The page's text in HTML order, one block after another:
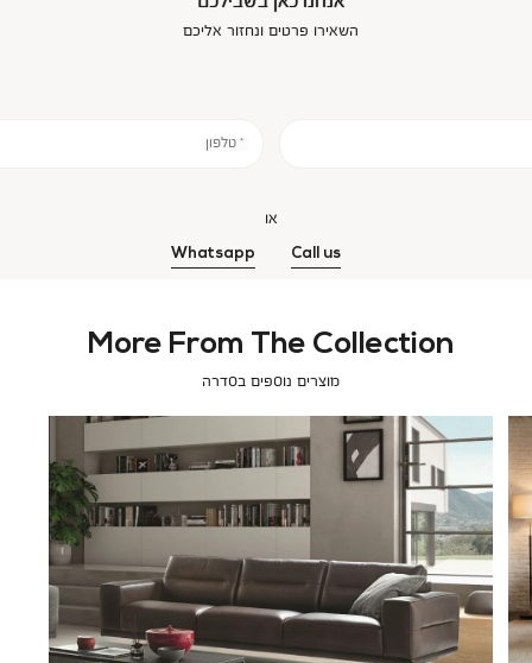
השאירו פרטים ונחזור אליכם
* טלפון
או
Call us
Whatsapp
More From The Collection
מוצרים נוספים בסדרה